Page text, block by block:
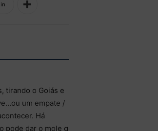
tirando o Goiás e
um empate /
Há
pode dar o mole q